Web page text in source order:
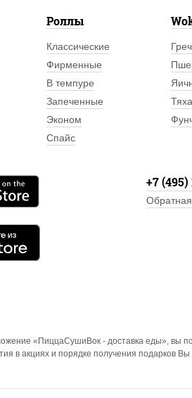
Роллы
Классические
Фирменные
В темпуре
Запеченные
Эконом
Спайс
+7 (495)
Обратная
«ПиццаСушиВок - доставка еды», вы
в акциях и порядке получения подарков